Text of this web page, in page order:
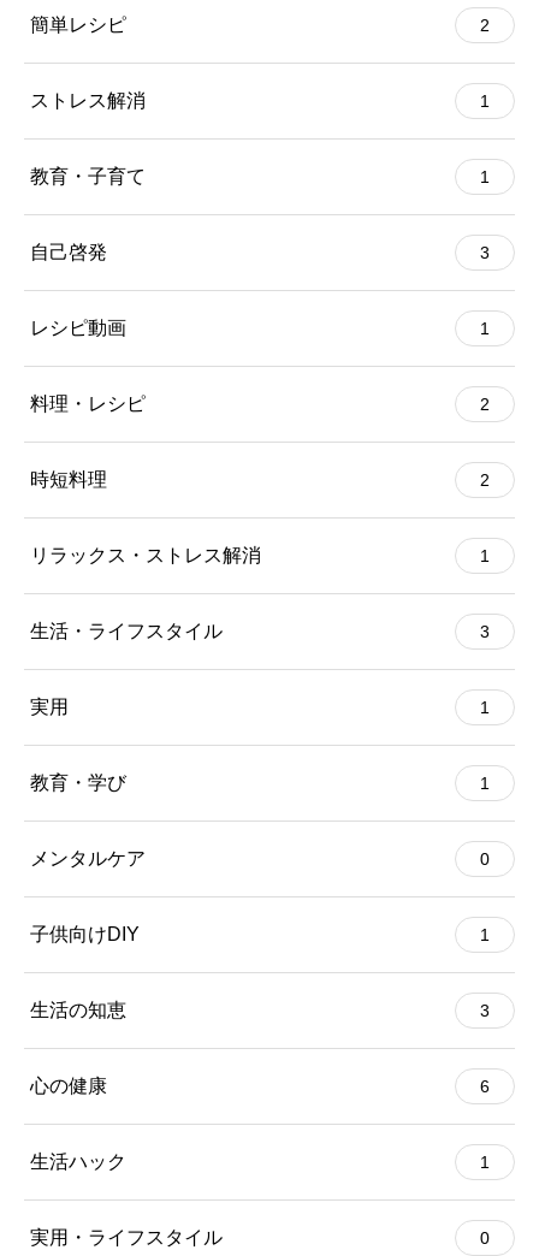
簡単レシピ 2
ストレス解消 1
教育・子育て 1
自己啓発 3
レシピ動画 1
料理・レシピ 2
時短料理 2
リラックス・ストレス解消 1
生活・ライフスタイル 3
実用 1
教育・学び 1
メンタルケア 0
子供向けDIY 1
生活の知恵 3
心の健康 6
生活ハック 1
実用・ライフスタイル 0